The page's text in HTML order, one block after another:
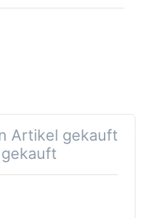
Artikel gekauft